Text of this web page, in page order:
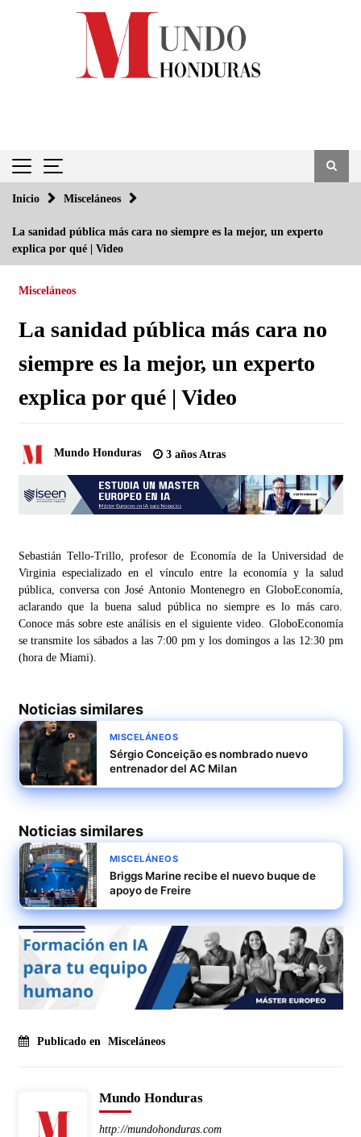
Inicio Misceláneos
La sanidad pública más cara no siempre es la mejor, un experto
explica por qué | Video
Misceláneos
La sanidad pública más cara no
siempre es la mejor, un experto
explica por qué | Video
Mundo Honduras 3 años Atras
Sebastián Tello-Trillo, profesor de Economía de la Universidad de
Virginia especializado en el vínculo entre la economía y la salud
pública, conversa con José Antonio Montenegro en GloboEconomía,
aclarando que la buena salud pública no siempre es lo más caro.
Conoce más sobre este análisis en el siguiente video. GloboEconomía
se transmite los sábados a las 7:00 pm y los domingos a las 12:30 pm
(hora de Miami).
Noticias similares
MISCELÁNEOS
Sérgio Conceição es nombrado nuevo
entrenador del AC Milan
Noticias similares
MISCELÁNEOS
Briggs Marine recibe el nuevo buque de
apoyo de Freire
Publicado en Misceláneos
Mundo Honduras
http://mundohonduras.com